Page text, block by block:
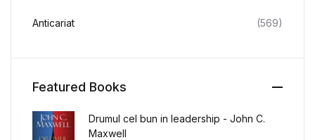
Anticariat (569)
Featured Books
Drumul cel bun in leadership - John C.
Maxwell